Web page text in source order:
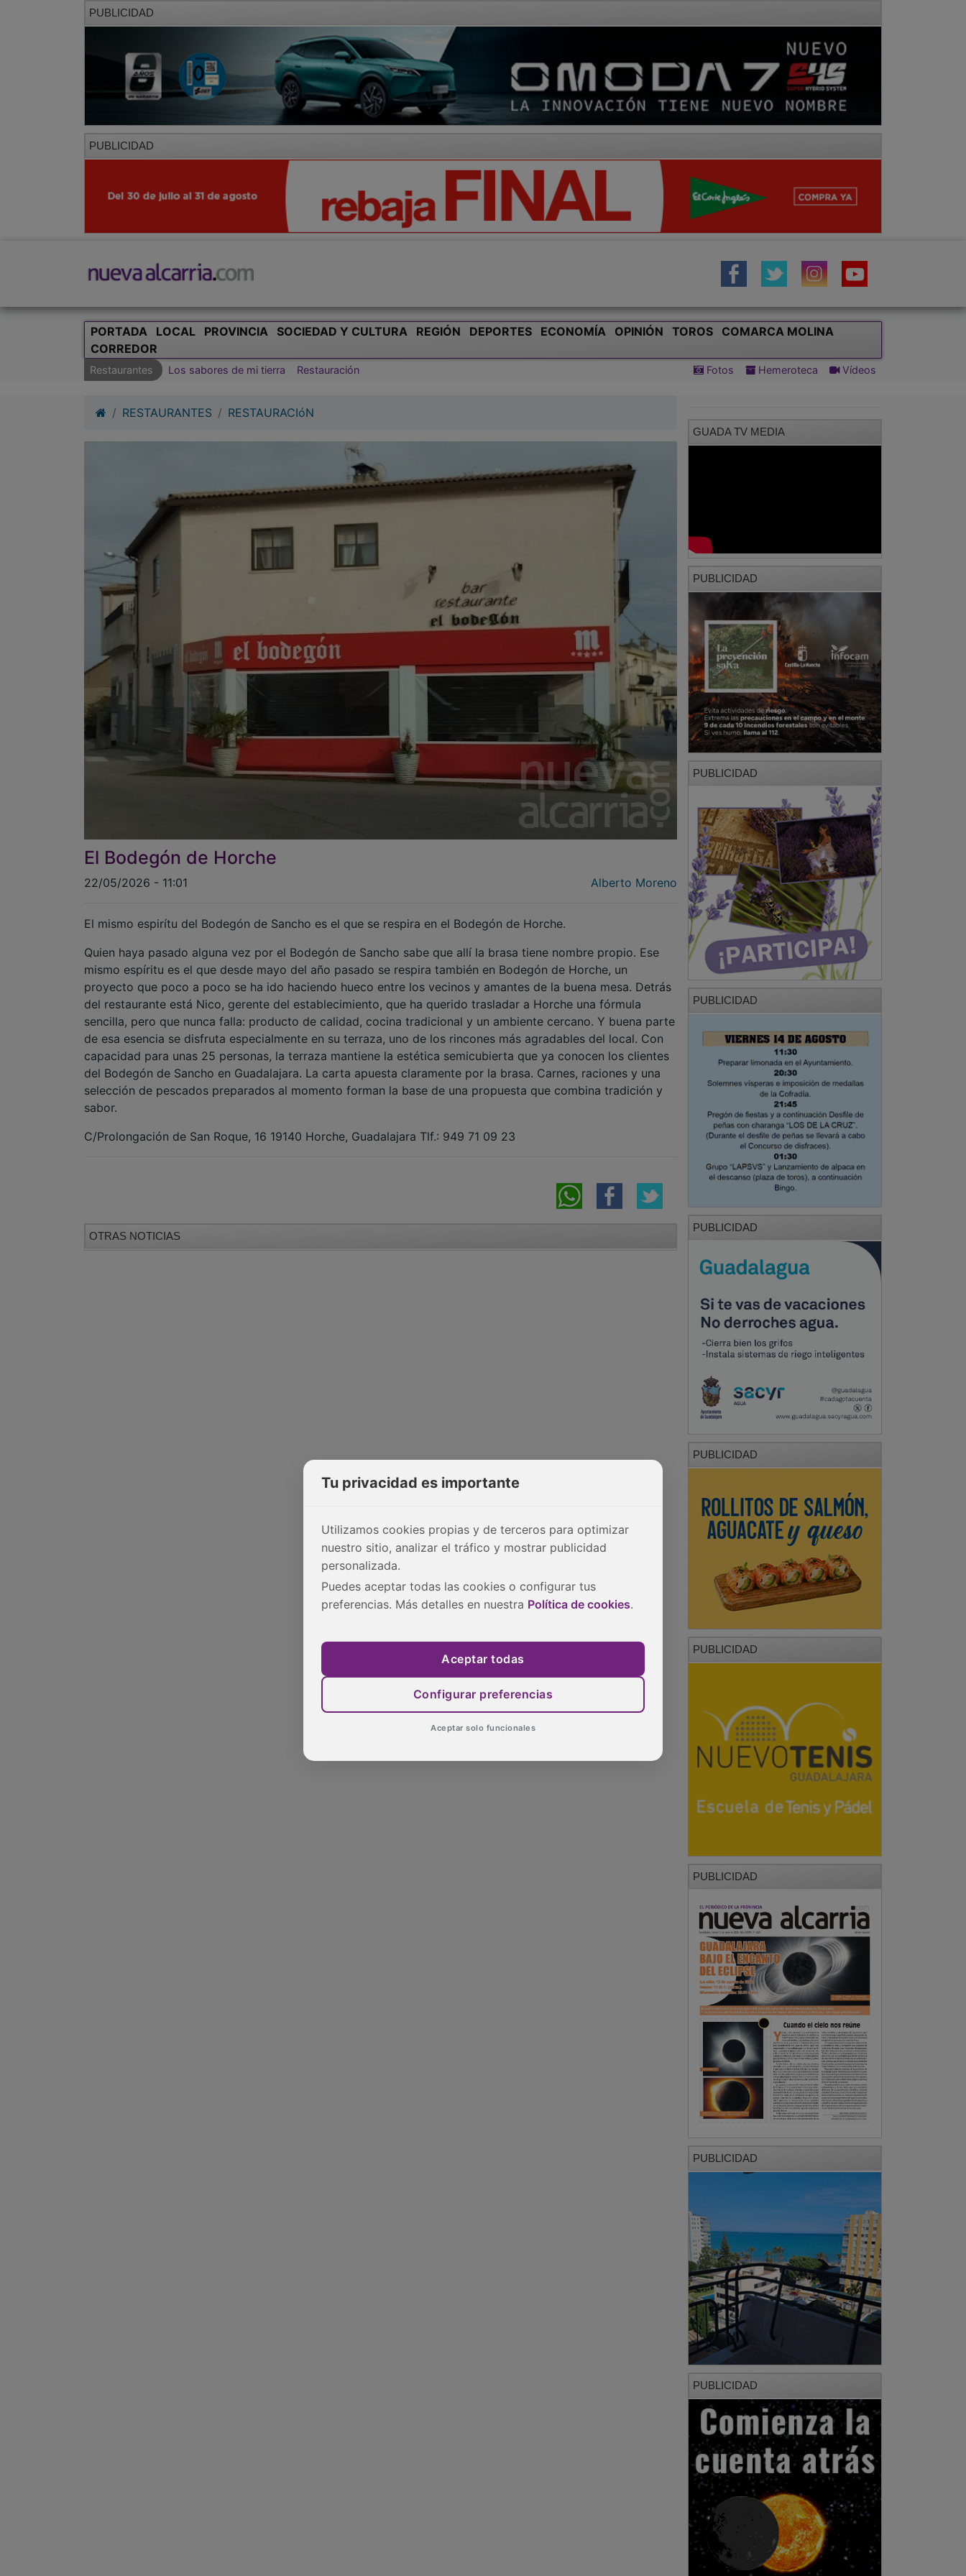
PUBLICIDAD
PUBLICIDAD
PORTADA LOCAL PROVINCIA SOCIEDAD Y CULTURA REGIÓN DEPORTES ECONOMÍA OPINIÓN TOROS
COMARCA MOLINA
CORREDOR
Restaurantes Los sabores de mi tierra Restauración Fotos Hemeroteca Vídeos
RESTAURANTES RESTAURACIóN
El Bodegón de Horche
22/05/2026 - 11:01 Alberto Moreno
El mismo espirítu del Bodegón de Sancho es el que se respira en el Bodegón de Horche.
Quien haya pasado alguna vez por el Bodegón de Sancho sabe que allí la brasa tiene nombre propio. Ese
mismo espíritu es el que desde mayo del año pasado se respira también en Bodegón de Horche, un
proyecto que poco a poco se ha ido haciendo hueco entre los vecinos y amantes de la buena mesa. Detrás
del restaurante está Nico, gerente del establecimiento, que ha querido trasladar a Horche una fórmula
sencilla, pero que nunca falla: producto de calidad, cocina tradicional y un ambiente cercano. Y buena parte
de esa esencia se disfruta especialmente en su terraza, uno de los rincones más agradables del local. Con
capacidad para unas 25 personas, la terraza mantiene la estética semicubierta que ya conocen los clientes
del Bodegón de Sancho en Guadalajara. La carta apuesta claramente por la brasa. Carnes, raciones y una
selección de pescados preparados al momento forman la base de una propuesta que combina tradición y
sabor.
C/Prolongación de San Roque, 16 19140 Horche, Guadalajara Tlf.: 949 71 09 23
OTRAS NOTICIAS
GUADA TV MEDIA
PUBLICIDAD
PUBLICIDAD
PUBLICIDAD
PUBLICIDAD
PUBLICIDAD
PUBLICIDAD
PUBLICIDAD
PUBLICIDAD
PUBLICIDAD
Tu privacidad es importante
Utilizamos cookies propias y de terceros para optimizar
nuestro sitio, analizar el tráfico y mostrar publicidad
personalizada.
Puedes aceptar todas las cookies o configurar tus
preferencias. Más detalles en nuestra Política de cookies.
Aceptar todas
Configurar preferencias
Aceptar solo funcionales